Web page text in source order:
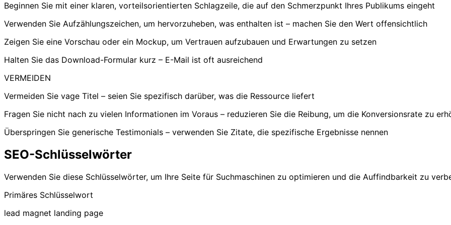
Beginnen Sie mit einer klaren, vorteilsorientierten Schlagzeile, die auf den Schmerzpunkt Ihres Publikums eingeht
Verwenden Sie Aufzählungszeichen, um hervorzuheben, was enthalten ist – machen Sie den Wert offensichtlich
Zeigen Sie eine Vorschau oder ein Mockup, um Vertrauen aufzubauen und Erwartungen zu setzen
Halten Sie das Download-Formular kurz – E-Mail ist oft ausreichend
VERMEIDEN
Vermeiden Sie vage Titel – seien Sie spezifisch darüber, was die Ressource liefert
Fragen Sie nicht nach zu vielen Informationen im Voraus – reduzieren Sie die Reibung, um die Konversionsrate zu
Überspringen Sie generische Testimonials – verwenden Sie Zitate, die spezifische Ergebnisse nennen
SEO-Schlüsselwörter
Verwenden Sie diese Schlüsselwörter, um Ihre Seite für Suchmaschinen zu optimieren und die Auffindbarkeit zu
Primäres Schlüsselwort
lead magnet landing page